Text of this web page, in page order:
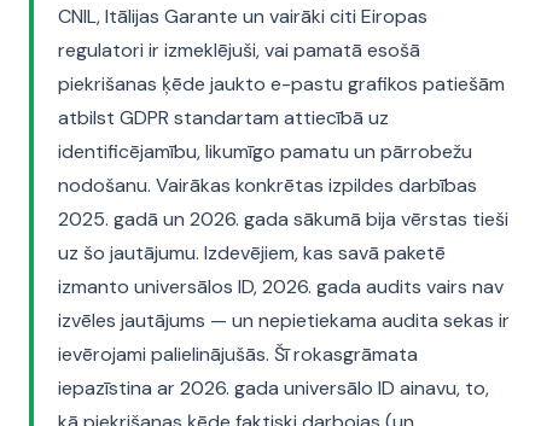
CNIL, Itālijas Garante un vairāki citi Eiropas
regulatori ir izmeklējuši, vai pamatā esošā
piekrišanas ķēde jaukto e-pastu grafikos patiešām
atbilst GDPR standartam attiecībā uz
identificējamību, likumīgo pamatu un pārrobežu
nodošanu. Vairākas konkrētas izpildes darbības
2025. gadā un 2026. gada sākumā bija vērstas tieši
uz šo jautājumu. Izdevējiem, kas savā paketē
izmanto universālos ID, 2026. gada audits vairs nav
izvēles jautājums — un nepietiekama audita sekas ir
ievērojami palielinājušās. Šī rokasgrāmata
iepazīstina ar 2026. gada universālo ID ainavu, to,